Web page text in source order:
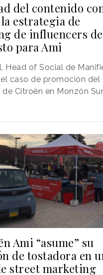
del contenido
estrategia de
de influencers de
para Ami
Head of Social de
caso de promoción del
Citroën en Monzón
Ami “asume” su
de tostadora en
street marketing